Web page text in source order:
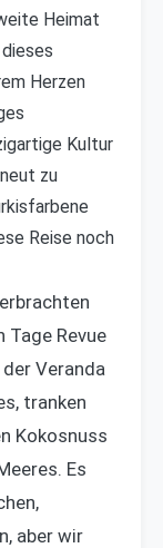
Heimat
Herzen
Kultur
zu
Reise noch
Revue
Veranda
tranken
Kokosnuss
Es
aber wir